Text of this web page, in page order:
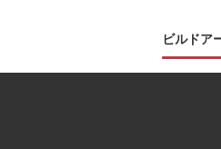
ビルドア